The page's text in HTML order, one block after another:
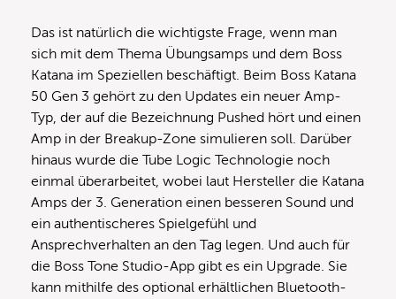
Das ist natürlich die wichtigste Frage, wenn man
sich mit dem Thema Übungsamps und dem Boss
Katana im Speziellen beschäftigt. Beim Boss Katana
50 Gen 3 gehört zu den Updates ein neuer Amp-
Typ, der auf die Bezeichnung Pushed hört und einen
Amp in der Breakup-Zone simulieren soll. Darüber
hinaus wurde die Tube Logic Technologie noch
einmal überarbeitet, wobei laut Hersteller die Katana
Amps der 3. Generation einen besseren Sound und
ein authentischeres Spielgefühl und
Ansprechverhalten an den Tag legen. Und auch für
die Boss Tone Studio-App gibt es ein Upgrade. Sie
kann mithilfe des optional erhältlichen Bluetooth-